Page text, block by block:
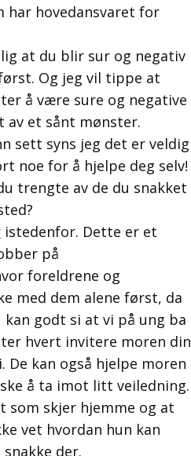
har hovedansvaret for
at du blir sur og negativ
Og jeg vil tippe at
å være sure og negative
av et sånt mønster.
sett syns jeg det er veldig
noe for å hjelpe deg selv!
trengte av de du snakket
istedenfor. Dette er et
på
foreldrene og
med dem alene først, da
godt si at vi på ung ba
hvert invitere moren din
kan også hjelpe moren
å ta imot litt veiledning.
som skjer hjemme og at
vet hvordan hun kan
der.